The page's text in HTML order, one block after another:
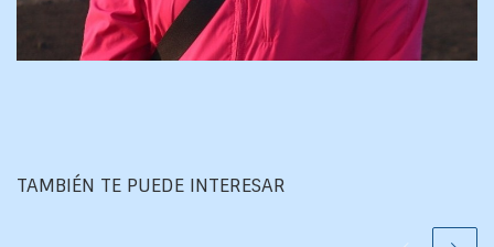
TAMBIÉN TE PUEDE INTERESAR